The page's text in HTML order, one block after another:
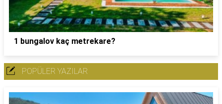
1 bungalov kaç metrekare?
POPÜLER YAZILAR